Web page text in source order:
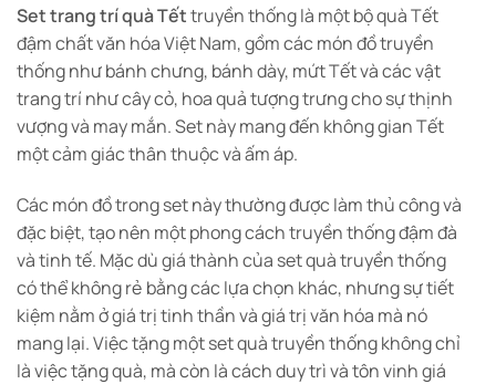
Set trang trí quà Tếttruyền thống là một bộ quà Tết
đậm chất văn hóa Việt Nam, gồm các món đồ truyền
thống như bánh chưng, bánh dày, mứt Tết và các vật
trang trí như cây cỏ, hoa quả tượng trưng cho sự thịnh
vượng và may mắn. Set này mang đến không gian Tết
một cảm giác thân thuộc và ấm áp.
Các món đồ trong set này thường được làm thủ công và
đặc biệt, tạo nên một phong cách truyền thống đậm đà
và tinh tế. Mặc dù giá thành của set quà truyền thống
có thể không rẻ bằng các lựa chọn khác, nhưng sự tiết
kiệm nằm ở giá trị tinh thần và giá trị văn hóa mà nó
mang lại. Việc tặng một set quà truyền thống không chỉ
là việc tặng quà, mà còn là cách duy trì và tôn vinh giá